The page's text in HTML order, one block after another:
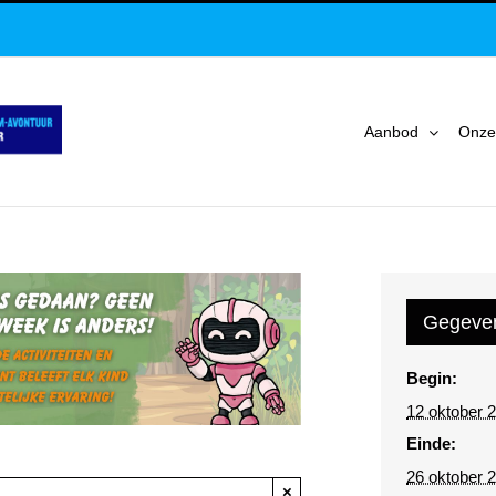
Aanbod
×
Begin:
12 oktober
Einde:
26 oktober